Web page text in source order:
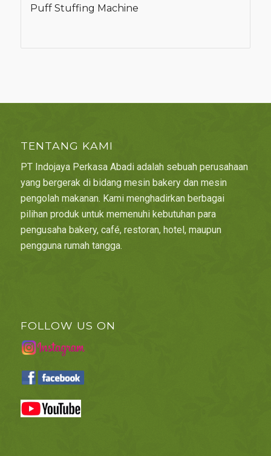
Puff Stuffing Machine
TENTANG KAMI
PT Indojaya Perkasa Abadi adalah sebuah perusahaan
yang bergerak di bidang mesin bakery dan mesin
pengolah makanan. Kami menghadirkan berbagai
pilihan produk untuk memenuhi kebutuhan para
pengusaha bakery, café, restoran, hotel, maupun
pengguna rumah tangga.
FOLLOW US ON